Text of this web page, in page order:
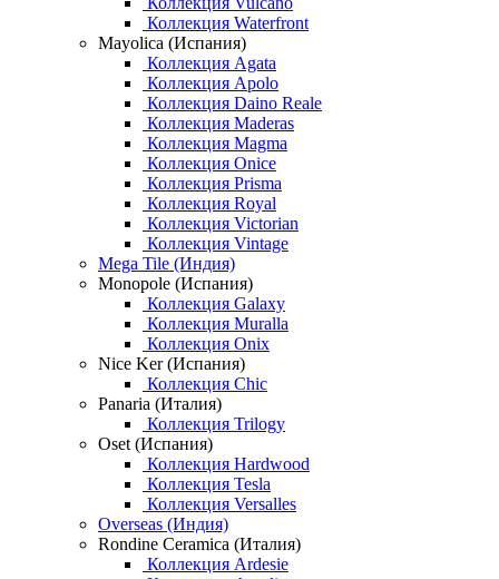
Коллекция Waterfront
Mayolica (Испания)
Коллекция Agata
Коллекция Apolo
Коллекция Daino Reale
Коллекция Maderas
Коллекция Magma
Коллекция Onice
Коллекция Prisma
Коллекция Royal
Коллекция Victorian
Коллекция Vintage
Mega Tile (Индия)
Monopole (Испания)
Коллекция Galaxy
Коллекция Muralla
Коллекция Onix
Nice Ker (Испания)
Коллекция Chic
Panaria (Италия)
Коллекция Trilogy
Oset (Испания)
Коллекция Hardwood
Коллекция Tesla
Коллекция Versalles
Overseas (Индия)
Rondine Ceramica (Италия)
Коллекция Ardesie